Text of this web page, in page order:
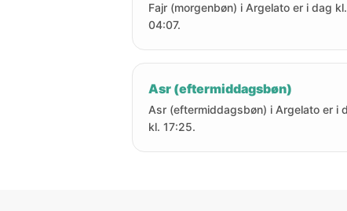
Fajr (morgenbøn) i Argelato er i dag kl.
04:07.
Asr (eftermiddagsbøn)
Asr (eftermiddagsbøn) i Argelato er i
kl. 17:25.